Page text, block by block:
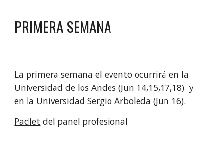
PRIMERA SEMANA
La primera semana el evento ocurrirá en la
Universidad de los Andes (Jun 14,15,17,18) y
en la Universidad Sergio Arboleda (Jun 16).
Padlet del panel profesional